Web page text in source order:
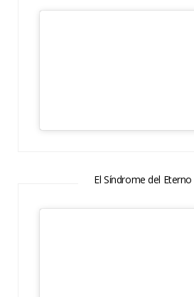
El Síndrome del